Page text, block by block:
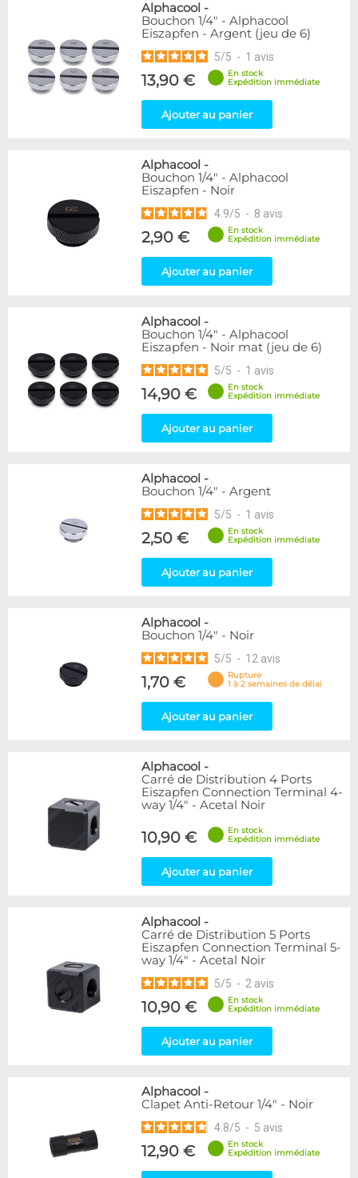
53
61
Mâle / Femelle
Mâle / Mâle
44
153
4
Bouchon
12
Carré
Coudé 30°
5
Disponibilité / Promotions
Articles en stock
Articles en promotions
Alphacool -
Bouchon 1/4" - Alphacool
Eiszapfen - Argent (jeu de 6)
5/5 - 1 avis
13,90 €
En stock
Expédition immédiate
Ajouter au panier
Alphacool -
Bouchon 1/4" - Alphacool
Eiszapfen - Noir
4.9/5 - 8 avis
2,90 €
En stock
Expédition immédiate
Ajouter au panier
Alphacool -
Bouchon 1/4" - Alphacool
Eiszapfen - Noir mat (jeu de 6)
5/5 - 1 avis
14,90 €
En stock
Expédition immédiate
Ajouter au panier
Alphacool -
Bouchon 1/4" - Argent
5/5 - 1 avis
2,50 €
En stock
Expédition immédiate
Ajouter au panier
Alphacool -
Bouchon 1/4" - Noir
5/5 - 12 avis
1,70 €
Rupture
1 à 2 semaines de délai
Ajouter au panier
Alphacool -
Carré de Distribution 4 Ports
Eiszapfen Connection Terminal 4-
way 1/4" - Acetal Noir
10,90 €
En stock
Expédition immédiate
Ajouter au panier
Alphacool -
Carré de Distribution 5 Ports
Eiszapfen Connection Terminal 5-
way 1/4" - Acetal Noir
5/5 - 2 avis
10,90 €
En stock
Expédition immédiate
Ajouter au panier
Alphacool -
Clapet Anti-Retour 1/4" - Noir
4.8/5 - 5 avis
12,90 €
En stock
Expédition immédiate